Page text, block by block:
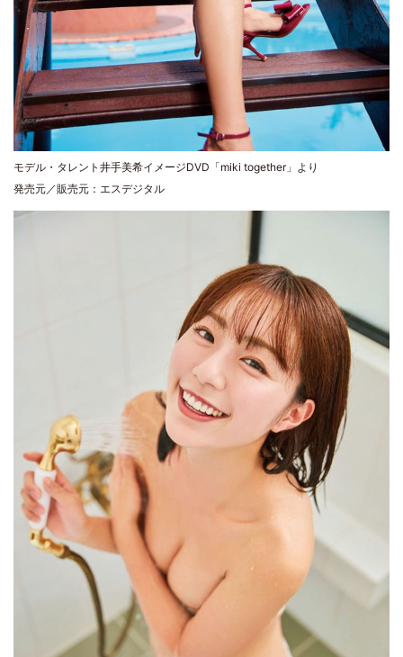
モデル・タレント井手美希イメージDVD「miki together」より
発売元／販売元：エスデジタル